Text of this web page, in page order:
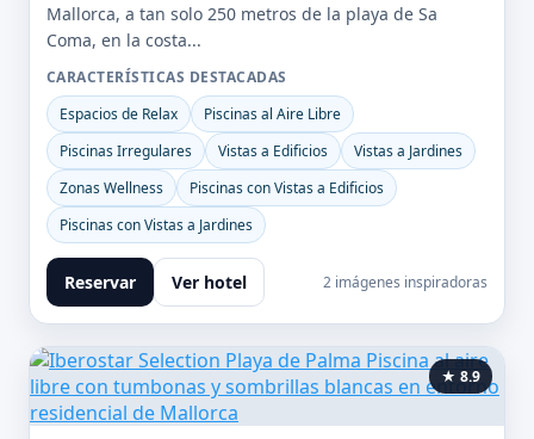
Mallorca, a tan solo 250 metros de la playa de Sa
Coma, en la costa...
CARACTERÍSTICAS DESTACADAS
Espacios de Relax
Piscinas al Aire Libre
Piscinas Irregulares
Vistas a Edificios
Vistas a Jardines
Zonas Wellness
Piscinas con Vistas a Edificios
Piscinas con Vistas a Jardines
Reservar Ver hotel 2 imágenes inspiradoras
★ 8.9